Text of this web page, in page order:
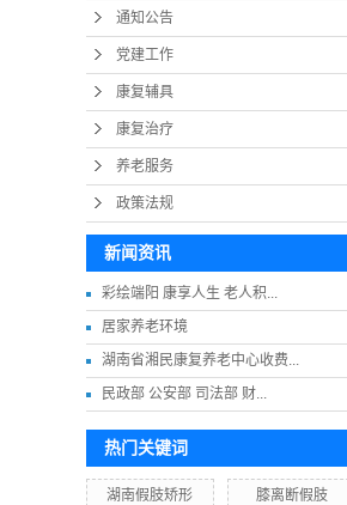
通知公告
党建工作
康复辅具
康复治疗
养老服务
政策法规
新闻资讯
彩绘端阳 康享人生 老人积...
居家养老环境
湖南省湘民康复养老中心收费...
民政部 公安部 司法部 财...
热门关键词
湖南假肢矫形 膝离断假肢